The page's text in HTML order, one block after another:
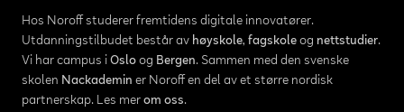
Hos Noroff studerer fremtidens digitale innovatører.
Utdanningstilbudet består av høyskole, fagskoleog nettstudier.
Vi har campus i Osloog Bergen. Sammen med den svenske
skolen Nackademin er Noroff en del av et større nordisk
partnerskap. Les mer om oss.